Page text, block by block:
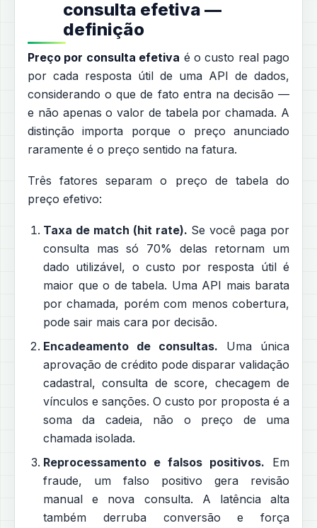
consulta efetiva —
definição
Preço por consulta efetiva é o custo real pago
por cada resposta útil de uma API de dados,
considerando o que de fato entra na decisão —
e não apenas o valor de tabela por chamada. A
distinção importa porque o preço anunciado
raramente é o preço sentido na fatura.
Três fatores separam o preço de tabela do
preço efetivo:
Taxa de match (hit rate). Se você paga por
consulta mas só 70% delas retornam um
dado utilizável, o custo por resposta útil é
maior que o de tabela. Uma API mais barata
por chamada, porém com menos cobertura,
pode sair mais cara por decisão.
Encadeamento de consultas. Uma única
aprovação de crédito pode disparar validação
cadastral, consulta de score, checagem de
vínculos e sanções. O custo por proposta é a
soma da cadeia, não o preço de uma
chamada isolada.
Reprocessamento e falsos positivos. Em
fraude, um falso positivo gera revisão
manual e nova consulta. A latência alta
também derruba conversão e força